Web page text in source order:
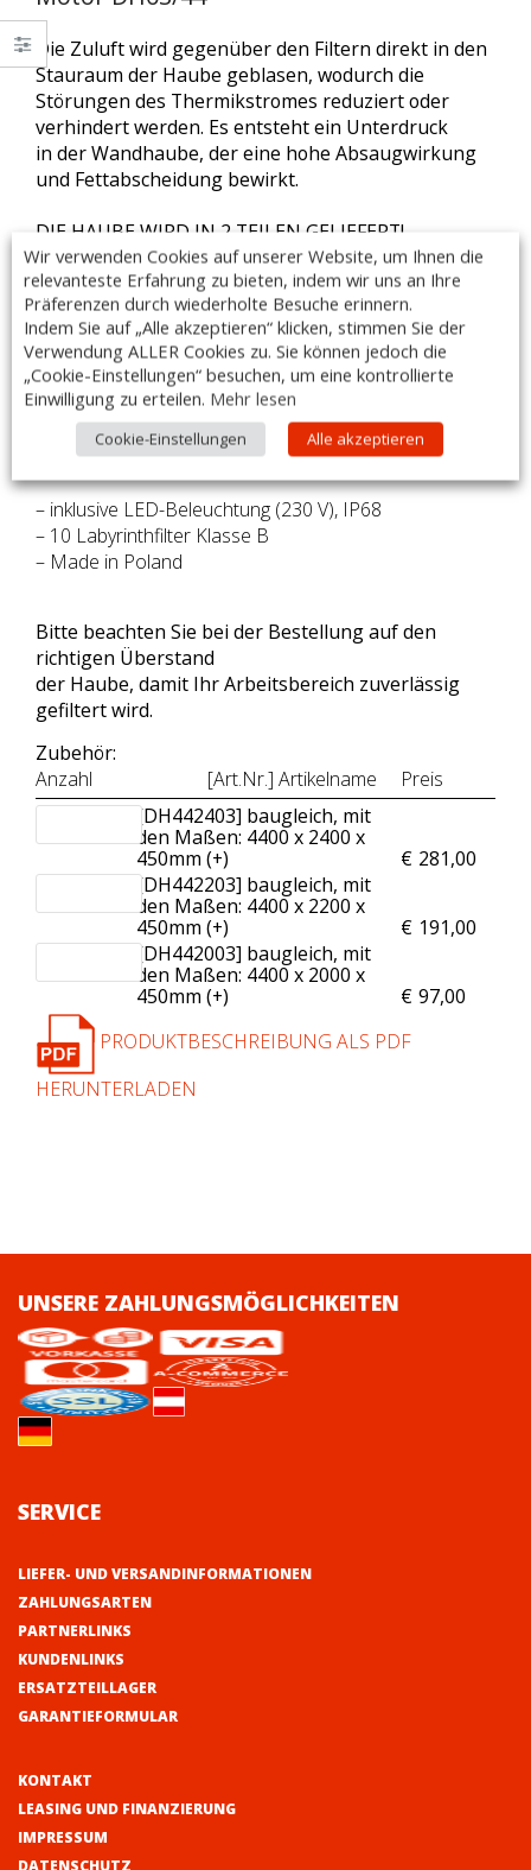
Die Zuluft wird gegenüber den Filtern direkt in den
Stauraum der Haube geblasen, wodurch die
Störungen des Thermikstromes reduziert oder
verhindert werden. Es entsteht ein Unterdruck
in der Wandhaube, der eine hohe Absaugwirkung
und Fettabscheidung bewirkt.
DIE HAUBE WIRD IN 2 TEILEN GELIEFERT!
Ausführung:
– Maße: 4400 x 1800 x 450mm
– bestimmt für das Abführen von Wrasen
– hergestellt aus rostfreiem, ferritischem Stahl AISI 441
– verschweißte Ecken des Haubenkörpers
– gefalzte Ränder und entgratete Schnittkanten
– umlaufende Fett-/Kondensatsammelrinne mit
– inklusive LED-Beleuchtung (230 V), IP68
– 10 Labyrinthfilter Klasse B
– Made in Poland
Bitte beachten Sie bei der Bestellung auf den
richtigen Überstand
der Haube, damit Ihr Arbeitsbereich zuverlässig
gefiltert wird.
Zubehör:
Anzahl
[Art.Nr.] Artikelname
Preis
[DH442403] baugleich, mit
den Maßen: 4400 x 2400 x
450mm (+
€ 281,00
)
[DH442203] baugleich, mit
den Maßen: 4400 x 2200 x
450mm (+
€ 191,00
)
[DH442003] baugleich, mit
den Maßen: 4400 x 2000 x
450mm (+
€ 97,00
)
PRODUKTBESCHREIBUNG ALS PDF
HERUNTERLADEN
UNSERE ZAHLUNGSMÖGLICHKEITEN
SERVICE
LIEFER- UND VERSANDINFORMATIONEN
ZAHLUNGSARTEN
PARTNERLINKS
KUNDENLINKS
ERSATZTEILLAGER
GARANTIEFORMULAR
KONTAKT
LEASING UND FINANZIERUNG
IMPRESSUM
Wir verwenden Cookies auf unserer Website, um Ihnen die
relevanteste Erfahrung zu bieten, indem wir uns an Ihre
Präferenzen durch wiederholte Besuche erinnern.
Indem Sie auf „Alle akzeptieren“ klicken, stimmen Sie der
Verwendung ALLER Cookies zu. Sie können jedoch die
„Cookie-Einstellungen“ besuchen, um eine kontrollierte
Einwilligung zu erteilen. Mehr lesen
Cookie-Einstellungen Alle akzeptieren